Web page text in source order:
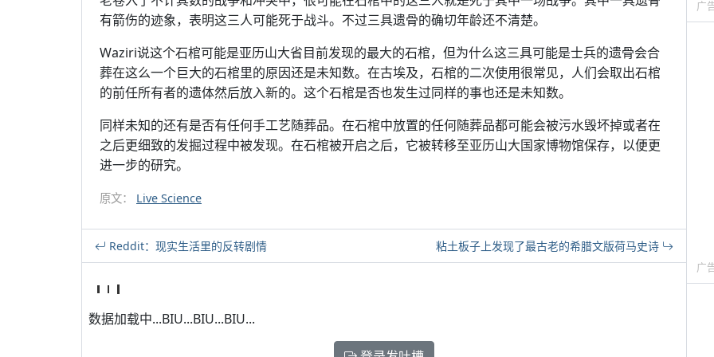
有箭伤的迹象，表明这三人可能死于战斗。不过三具遗骨的确切年龄还不清楚。
Waziri说这个石棺可能是亚历山大省目前发现的最大的石棺，但为什么这三具可能是士兵的遗骨会合
葬在这么一个巨大的石棺里的原因还是未知数。在古埃及，石棺的二次使用很常见，人们会取出石棺
的前任所有者的遗体然后放入新的。这个石棺是否也发生过同样的事也还是未知数。
同样未知的还有是否有任何手工艺随葬品。在石棺中放置的任何随葬品都可能会被污水毁坏掉或者在
之后更细致的发掘过程中被发现。在石棺被开启之后，它被转移至亚历山大国家博物馆保存，以便更
进一步的研究。
原文： Live Science
Reddit：现实生活里的反转剧情 粘土板子上发现了最古老的希腊文版荷马史诗
数据加载中...BIU...BIU...BIU...
广
广